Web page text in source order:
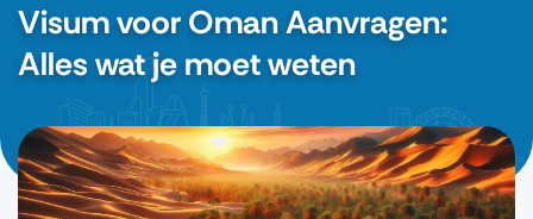
Visum voor Oman Aanvragen:
Alles wat je moet weten